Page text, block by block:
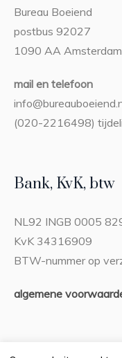
Bureau Boeiend
postbus 92027
1090 AA Amsterdam
mail en telefoon
(020-2216498)
Bank, KvK, btw
NL92 INGB 0005
KvK 34316909
BTW-nummer op
algemene